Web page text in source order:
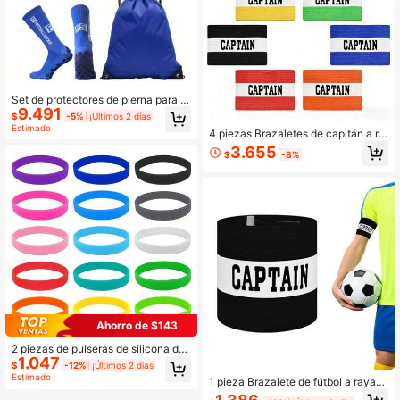
Set de protectores de pierna para d
eportes - Nuevos accesorios deport
ivos en negro/blanco/azul/rojo, de a
ara deportes al aire libre como ciclis
mo y correr
$9.491 -5% ¡Últimos 2 días
Estimado
Ahorro de $143
2 piezas de pulseras de silicona de
unicolor, adecuadas para clubes de
portivos, juegos grupales, regalos d
$1.047 -12% ¡Últimos 2 días
Estimado
4 piezas Brazaletes de capitán a ra
yas, bandas elásticas de manga de
capitán de fútbol impresas, accesor
deportivos transpirables para exteri
ores, accesorios de entrenamiento
$3.655 -8%
1 pieza Brazalete de fútbol a rayas
negras - Diseño elástico duradero -